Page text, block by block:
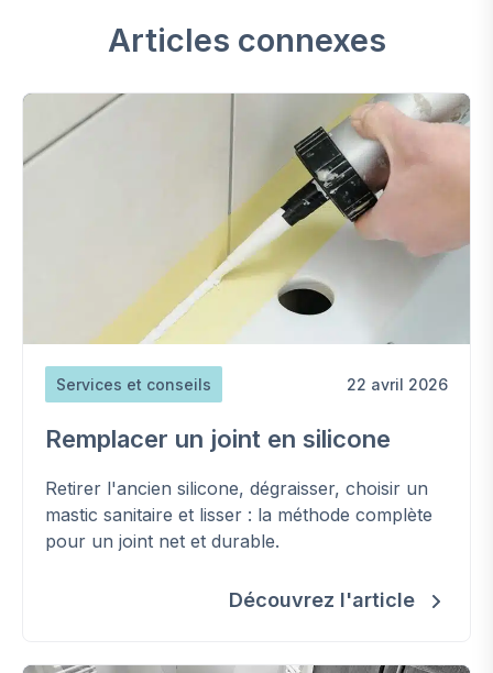
Articles connexes
Services et conseils 22 avril 2026
Remplacer un joint en silicone
Retirer l'ancien silicone, dégraisser, choisir un
mastic sanitaire et lisser : la méthode complète
pour un joint net et durable.
Découvrez l'article